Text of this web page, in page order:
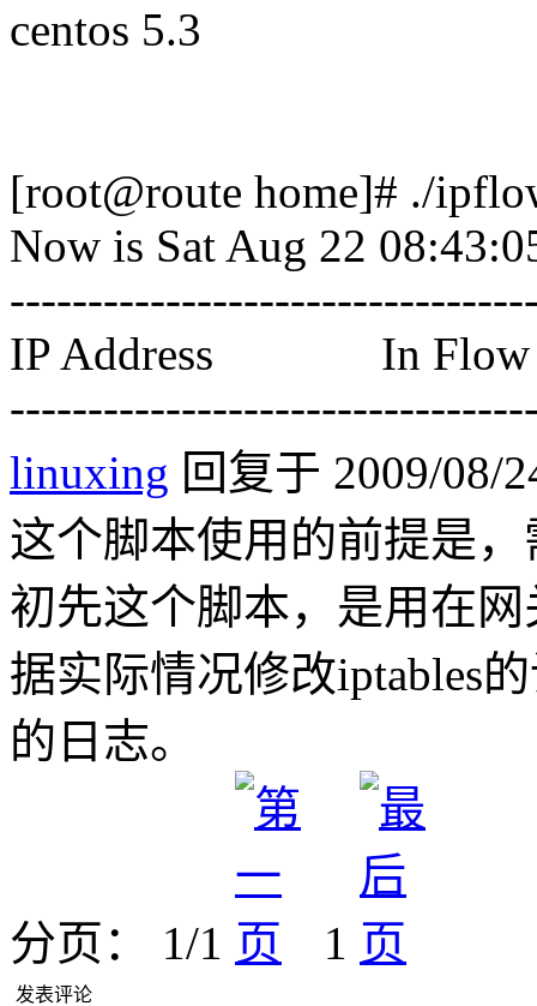
centos 5.3
[root@route home]# ./
Now is Sat Aug 22
IP Address In Flow
linuxing 回复于 2009/08/
这个脚本使用的前提是
初先这个脚本，是用在
据实际情况修改iptables
的日志。
分页： 1/1 1
发表评论